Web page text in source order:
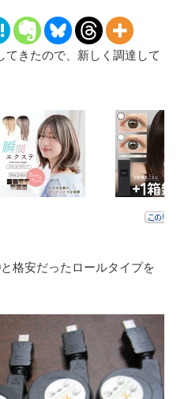
てきたので、新しく調達して
格安だったロールタイプを